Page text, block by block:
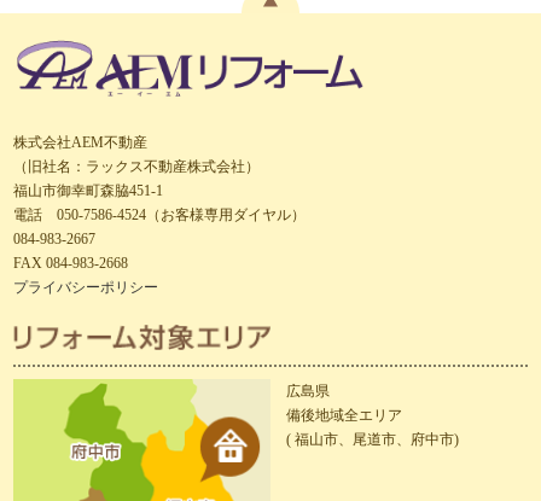
株式会社AEM不動産
（旧社名：ラックス不動産株式会社）
福山市御幸町森脇451-1
電話 050-7586-4524（お客様専用ダイヤル）
084-983-2667
FAX 084-983-2668
プライバシーポリシー
広島県
備後地域全エリア
( 福山市、尾道市、府中市)